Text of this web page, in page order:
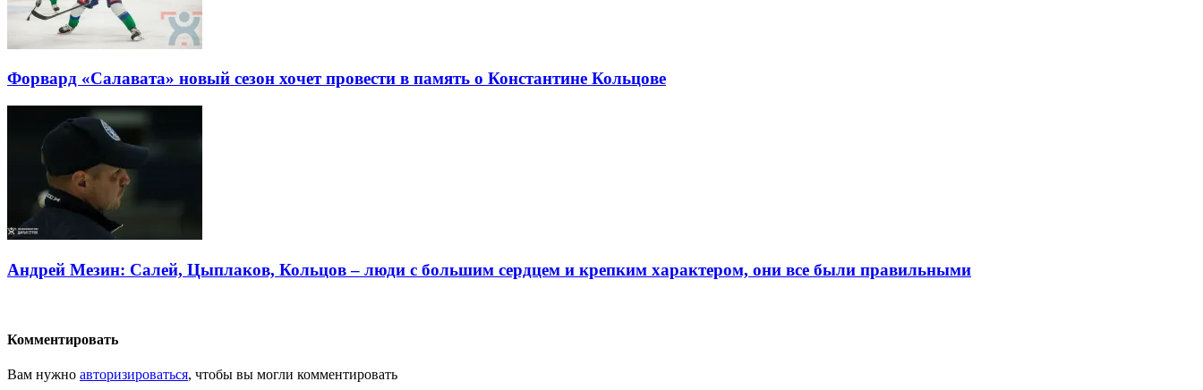
Форвард «Салавата» новый сезон хочет провести в память о Константине Кольцове
Андрей Мезин: Салей, Цыплаков, Кольцов – люди с большим сердцем и крепким характером, они все были правильными
Комментировать
Вам нужно авторизироваться, чтобы вы могли комментировать